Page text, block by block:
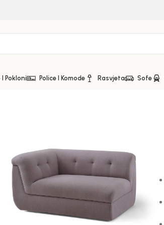
Pokloni Police I Komode Rasvjeta Sofe
sofa u retro stilu